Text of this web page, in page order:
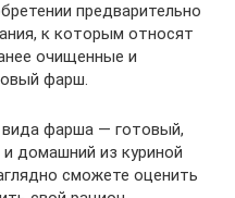
предварительно
к которым относят
очищенные и
фарш.
фарша — готовый,
домашний из куриной
сможете оценить